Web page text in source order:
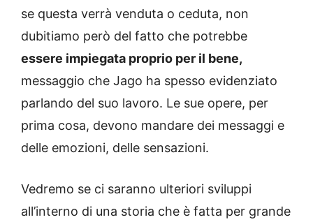
se questa verrà venduta o ceduta, non
dubitiamo però del fatto che potrebbe
essere impiegata proprio per il bene,
messaggio che Jago ha spesso evidenziato
parlando del suo lavoro. Le sue opere, per
prima cosa, devono mandare dei messaggi e
delle emozioni, delle sensazioni.
Vedremo se ci saranno ulteriori sviluppi
all’interno di una storia che è fatta per grande